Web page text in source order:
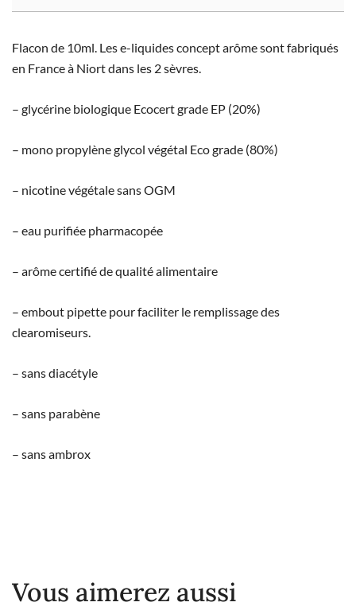
Flacon de 10ml. Les e-liquides concept arôme sont fabriqués
en France à Niort dans les 2 sèvres.
– glycérine biologique Ecocert grade EP (20%)
– mono propylène glycol végétal Eco grade (80%)
– nicotine végétale sans OGM
– eau purifiée pharmacopée
– arôme certifié de qualité alimentaire
– embout pipette pour faciliter le remplissage des
clearomiseurs.
– sans diacétyle
– sans parabène
– sans ambrox
Vous aimerez aussi